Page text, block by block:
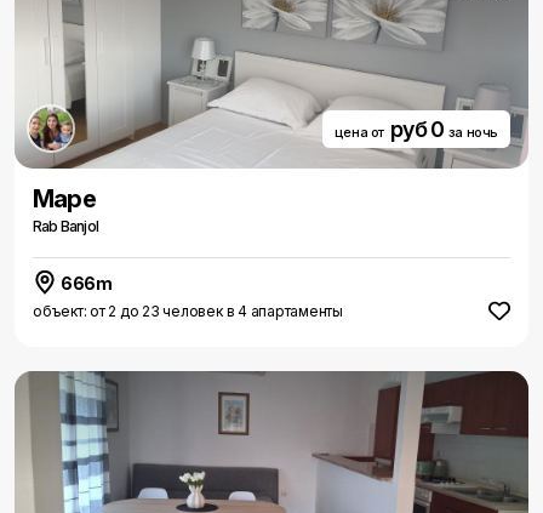
цена от руб 0 за ночь
Маре
Rab Banjol
666m
объект: от 2 до 23 человек в 4 апартаменты